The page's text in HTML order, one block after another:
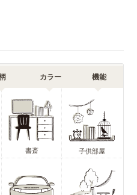
カラー 機能
書斎 子供部屋